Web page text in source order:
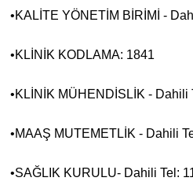
•KALİTE YÖNETİM BİRİMİ -
•KLİNİK KODLAMA: 1841
•KLİNİK MÜHENDİSLİK - Dahili
•MAAŞ MUTEMETLİK - Dahili
•SAĞLIK KURULU- Dahili Tel: